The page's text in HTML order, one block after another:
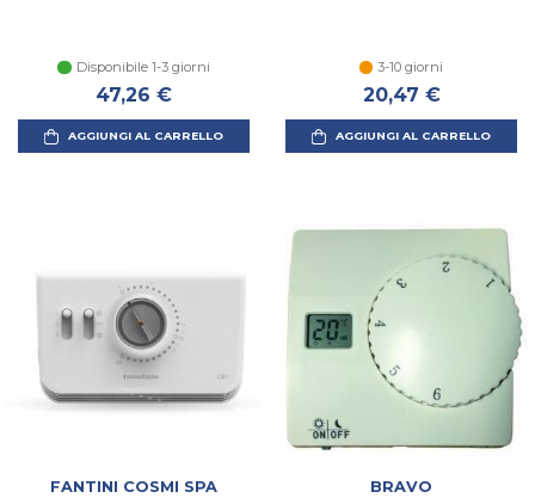
Disponibile 1-3 giorni
47,26 €
AGGIUNGI AL CARRELLO
3-10 giorni
20,47 €
AGGIUNGI AL CARRELLO
FANTINI COSMI SPA BRAVO